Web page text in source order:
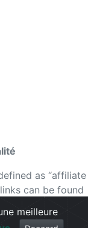
as “affiliate
can be found
meilleure